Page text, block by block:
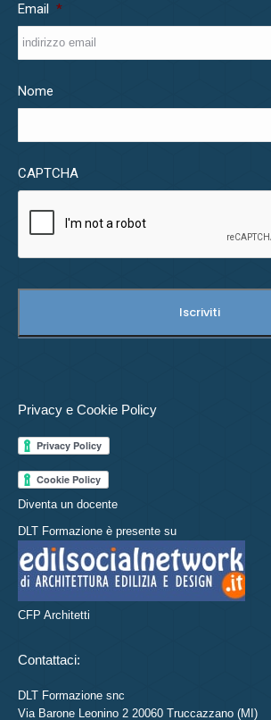
Email *
Nome
CAPTCHA
Privacy e Cookie Policy
Diventa un docente
DLT Formazione è presente su
CFP Architetti
Contattaci:
DLT Formazione snc
Via Barone Leonino 2 20060 Truccazzano (MI)